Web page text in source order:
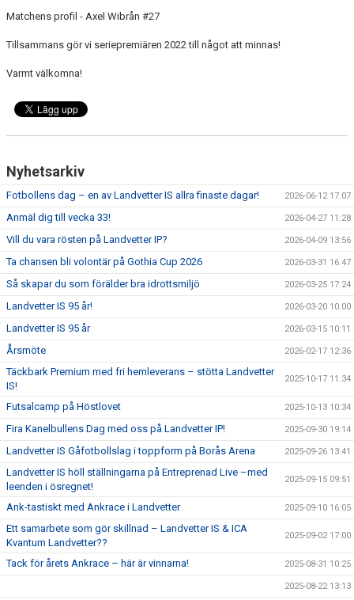
Matchens profil - Axel Wibrån #27
Tillsammans gör vi seriepremiären 2022 till något att minnas!
Varmt välkomna!
Nyhetsarkiv
Fotbollens dag – en av Landvetter IS allra finaste dagar! 2026-06-12 17:07
Anmäl dig till vecka 33! 2026-04-27 11:28
Vill du vara rösten på Landvetter IP? 2026-04-09 13:56
Ta chansen bli volontär på Gothia Cup 2026 2026-03-31 16:47
Så skapar du som förälder bra idrottsmiljö 2026-03-25 17:24
Landvetter IS 95 år! 2026-03-20 10:00
Landvetter IS 95 år 2026-03-15 10:11
Årsmöte 2026-02-17 12:36
Täckbark Premium med fri hemleverans – stötta Landvetter
IS!
2025-10-17 11:34
Futsalcamp på Höstlovet 2025-10-13 10:34
Fira Kanelbullens Dag med oss på Landvetter IP! 2025-09-30 19:14
Landvetter IS Gåfotbollslag i toppform på Borås Arena 2025-09-26 13:41
Landvetter IS höll ställningarna på Entreprenad Live –med
leenden i ösregnet!
2025-09-15 09:51
Ank-tastiskt med Ankrace i Landvetter 2025-09-10 16:05
Ett samarbete som gör skillnad – Landvetter IS & ICA
Kvantum Landvetter??
2025-09-02 17:00
Tack för årets Ankrace – här är vinnarna! 2025-08-31 10:25
2025-08-22 13:13